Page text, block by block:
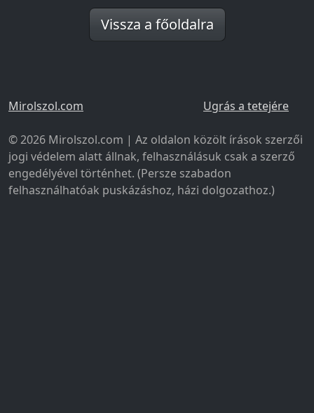
Vissza a főoldalra
Ugrás a tetejére
Mirolszol.com
© 2026 Mirolszol.com | Az oldalon közölt írások szerzői
jogi védelem alatt állnak, felhasználásuk csak a szerző
engedélyével történhet. (Persze szabadon
felhasználhatóak puskázáshoz, házi dolgozathoz.)